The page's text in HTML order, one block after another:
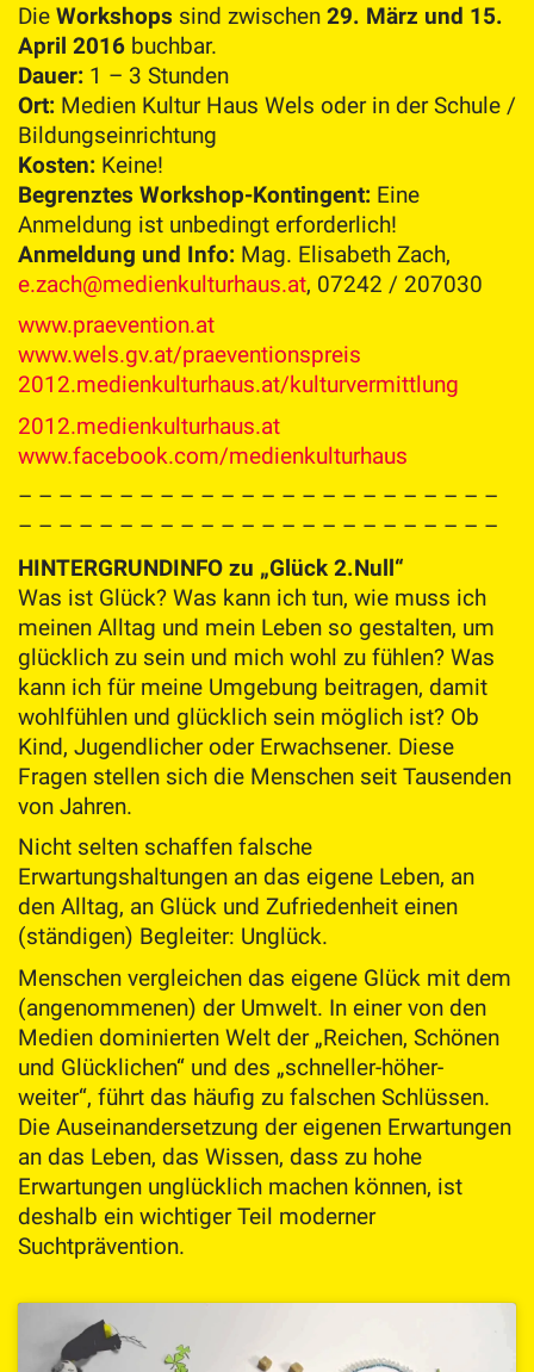
Die Workshops sind zwischen 29. März und 15.
April 2016 buchbar.
Dauer: 1 – 3 Stunden
Ort: Medien Kultur Haus Wels oder in der Schule /
Bildungseinrichtung
Kosten: Keine!
Begrenztes Workshop-Kontingent: Eine
Anmeldung ist unbedingt erforderlich!
Anmeldung und Info: Mag. Elisabeth Zach,
e.zach@medienkulturhaus.at, 07242 / 207030
www.praevention.at
www.wels.gv.at/praeventionspreis
2012.medienkulturhaus.at/kulturvermittlung
2012.medienkulturhaus.at
www.facebook.com/medienkulturhaus
– – – – – – – – – – – – – – – – – – – – – – – –
– – – – – – – – – – – – – – – – – – – – – – – –
HINTERGRUNDINFO zu „Glück 2.Null“
Was ist Glück? Was kann ich tun, wie muss ich
meinen Alltag und mein Leben so gestalten, um
glücklich zu sein und mich wohl zu fühlen? Was
kann ich für meine Umgebung beitragen, damit
wohlfühlen und glücklich sein möglich ist? Ob
Kind, Jugendlicher oder Erwachsener. Diese
Fragen stellen sich die Menschen seit Tausenden
von Jahren.
Nicht selten schaffen falsche
Erwartungshaltungen an das eigene Leben, an
den Alltag, an Glück und Zufriedenheit einen
(ständigen) Begleiter: Unglück.
Menschen vergleichen das eigene Glück mit dem
(angenommenen) der Umwelt. In einer von den
Medien dominierten Welt der „Reichen, Schönen
und Glücklichen“ und des „schneller-höher-
weiter“, führt das häufig zu falschen Schlüssen.
Die Auseinandersetzung der eigenen Erwartungen
an das Leben, das Wissen, dass zu hohe
Erwartungen unglücklich machen können, ist
deshalb ein wichtiger Teil moderner
Suchtprävention.